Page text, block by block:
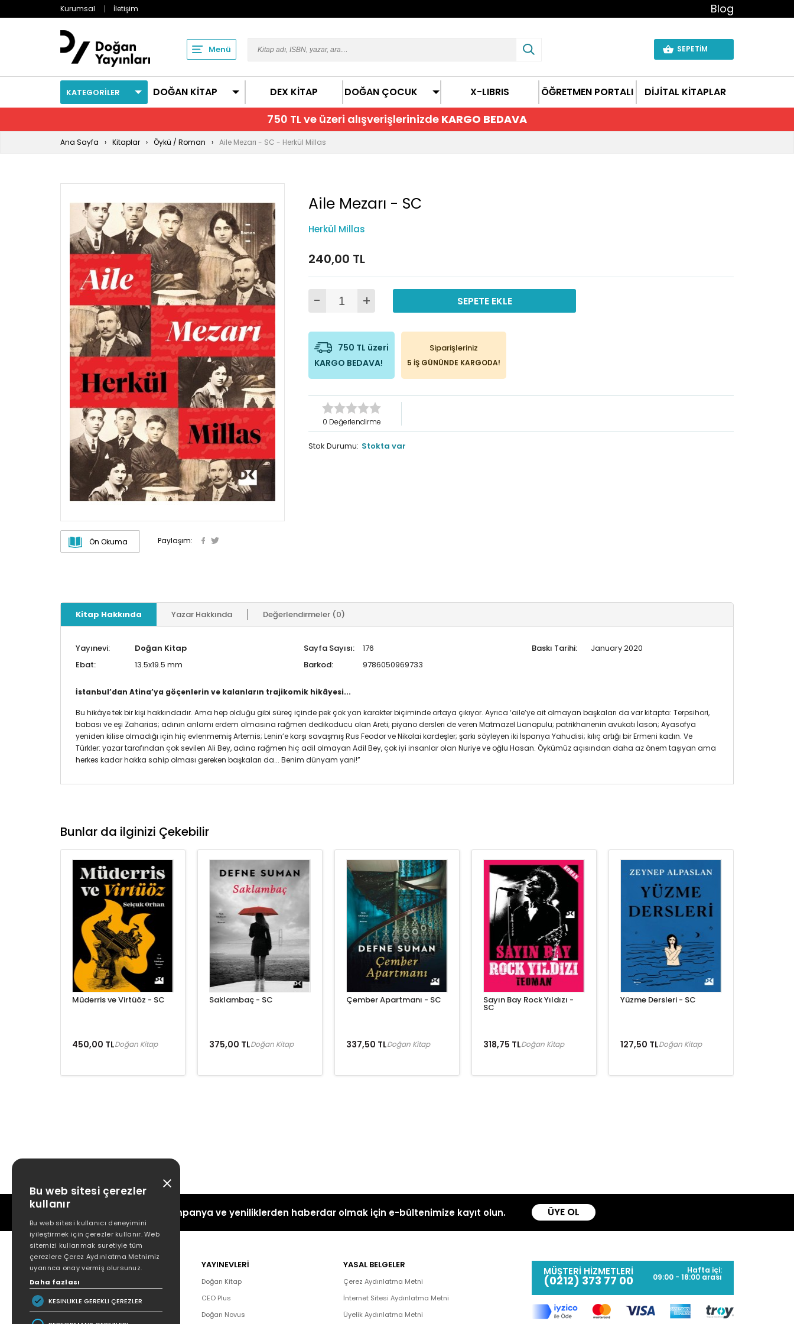
Kurumsal İletişim Blog
Menü SEPETİM
KATEGORİLER DOĞAN KİTAP DEX KİTAP DOĞAN ÇOCUK X-LIBRIS ÖĞRETMEN PORTALI DİJİTAL KİTAPLAR
750 TL ve üzeri alışverişlerinizde KARGO BEDAVA
Ana Sayfa Kitaplar Öykü / Roman Aile Mezarı - SC - Herkül Millas
Ön Okuma Paylaşım:
Aile Mezarı - SC
Herkül Millas
240,00 TL
- + SEPETE EKLE
750 TL üzeri
KARGO BEDAVA!
Siparişleriniz
5 İŞ GÜNÜNDE KARGODA!
0 Değerlendirme
Stok Durumu: Stokta var
Kitap Hakkında Yazar Hakkında Değerlendirmeler (0)
Yayınevi: Doğan Kitap Sayfa Sayısı: 176 Baskı Tarihi:
January 2020
Ebat:
13.5x19.5 mm Barkod: 9786050969733
İstanbul’dan Atina’ya göçenlerin ve kalanların trajikomik hikâyesi...
Bu hikâye tek bir kişi hakkındadır. Ama hep olduğu gibi süreç içinde pek çok yan karakter biçiminde ortaya çıkıyor. Ayrıca ‘aile’ye ait olmayan başkaları da var kitapta: Terpsihori,
babası ve eşi Zaharias; adının anlamı erdem olmasına rağmen dedikoducu olan Areti; piyano dersleri de veren Matmazel Lianopulu; patrikhanenin avukatı İason; Ayasofya
yeniden kilise olmadığı için hiç evlenmemiş Artemis; Lenin’e karşı savaşmış Rus Feodor ve Nikolai kardeşler; şarkı söyleyen iki İspanya Yahudisi; kılıç artığı bir Ermeni kadın. Ve
Türkler: yazar tarafından çok sevilen Ali Bey, adına rağmen hiç adil olmayan Adil Bey, çok iyi insanlar olan Nuriye ve oğlu Hasan. Öykümüz açısından daha az önem taşıyan ama
herkes kadar hakka sahip olması gereken başkaları da... Benim dünyam yani!”
Bunlar da ilginizi Çekebilir
Müderris ve Virtüöz - SC
450,00 TLDoğan Kitap
Saklambaç - SC
375,00 TLDoğan Kitap
Çember Apartmanı - SC
337,50 TLDoğan Kitap
Sayın Bay Rock Yıldızı -
SC
318,75 TLDoğan Kitap
Yüzme Dersleri - SC
127,50 TLDoğan Kitap
Kampanya ve yeniliklerden haberdar olmak için e-bültenimize kayıt olun. ÜYE OL
POPÜLER
Hakkımızda
Yazar Listesi
İletişim
YAYINEVLERİ
Doğan Kitap
CEO Plus
Doğan Novus
YASAL BELGELER
Çerez Aydınlatma Metni
İnternet Sitesi Aydınlatma Metni
Üyelik Aydınlatma Metni
MÜŞTERİ HİZMETLERİ
(0212) 373 77 00
Hafta içi:
09:00 - 18:00 arası
Bu web sitesi çerezler
kullanır
Bu web sitesi kullanıcı deneyimini
iyileştirmek için çerezler kullanır. Web
sitemizi kullanmak suretiyle tüm
çerezlere Çerez Aydınlatma Metnimiz
uyarınca onay vermiş olursunuz.
Daha fazlası
KESINLIKLE GEREKLI ÇEREZLER